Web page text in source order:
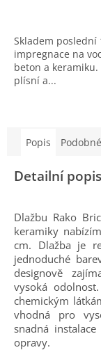
Skladem
impregnace na
beton a
plísní a...
Popis
Detailní
Dlažbu Rako
keramiky
cm. Dlažba je
jednoduché
designově
vysoká
chemickým
vhodná pro
snadná
opravy.